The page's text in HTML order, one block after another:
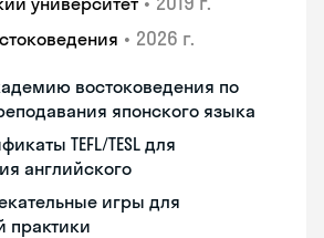
• 2026 г.
востоковедения по
японского языка
TEFL/TESL для
английского
игры для
практики